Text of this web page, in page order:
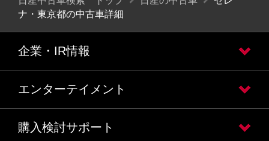
ナ・東京都の中古車詳細
企業・IR情報
エンターテイメント
購入検討サポート